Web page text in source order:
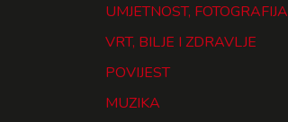
UMJETNOST, FOTOGRAFIJA
VRT, BILJE I ZDRAVLJE
POVIJEST
MUZIKA